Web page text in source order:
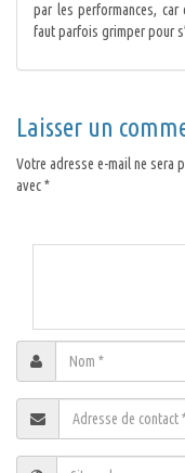
par les performances,
faut parfois grimper pour
Laisser un
Votre adresse e-mail ne sera
avec*